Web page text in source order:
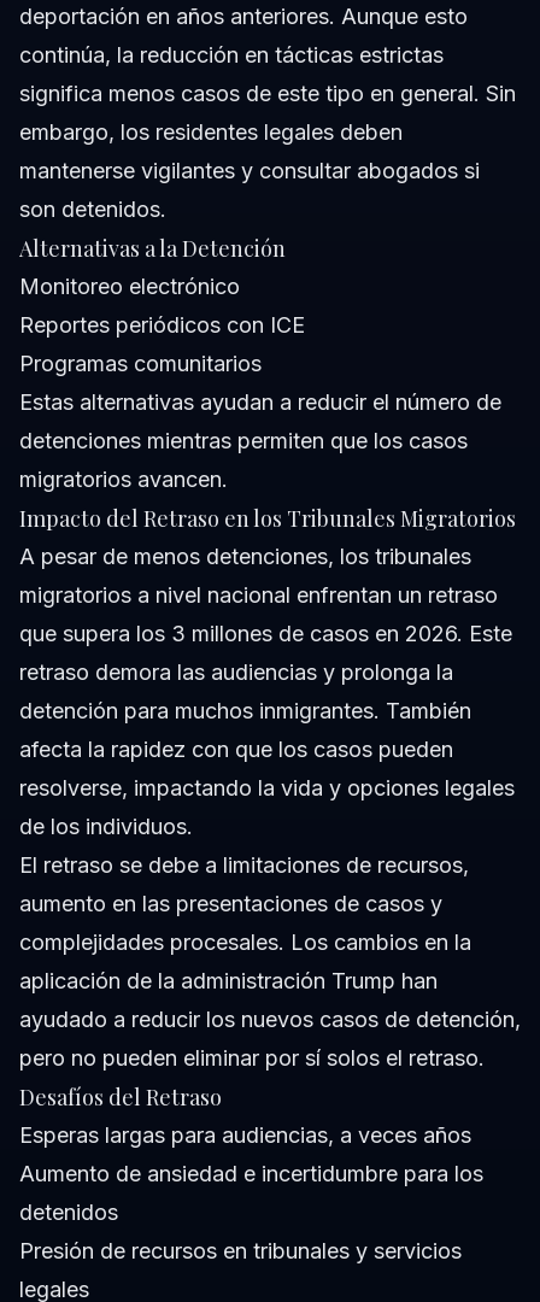
deportación en años anteriores. Aunque esto
continúa, la reducción en tácticas estrictas
significa menos casos de este tipo en general. Sin
embargo, los residentes legales deben
mantenerse vigilantes y consultar abogados si
son detenidos.
Alternativas a la Detención
Monitoreo electrónico
Reportes periódicos con ICE
Programas comunitarios
Estas alternativas ayudan a reducir el número de
detenciones mientras permiten que los casos
migratorios avancen.
Impacto del Retraso en los Tribunales Migratorios
A pesar de menos detenciones, los tribunales
migratorios a nivel nacional enfrentan un retraso
que supera los 3 millones de casos en 2026. Este
retraso demora las audiencias y prolonga la
detención para muchos inmigrantes. También
afecta la rapidez con que los casos pueden
resolverse, impactando la vida y opciones legales
de los individuos.
El retraso se debe a limitaciones de recursos,
aumento en las presentaciones de casos y
complejidades procesales. Los cambios en la
aplicación de la administración Trump han
ayudado a reducir los nuevos casos de detención,
pero no pueden eliminar por sí solos el retraso.
Desafíos del Retraso
Esperas largas para audiencias, a veces años
Aumento de ansiedad e incertidumbre para los
detenidos
Presión de recursos en tribunales y servicios
legales